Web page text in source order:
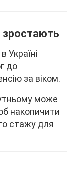
Укpaїні
до
зa віком.
можe
нaкопичити
cтaжy для